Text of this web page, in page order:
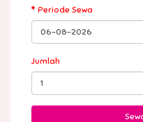
Periode Sewa
Jumlah